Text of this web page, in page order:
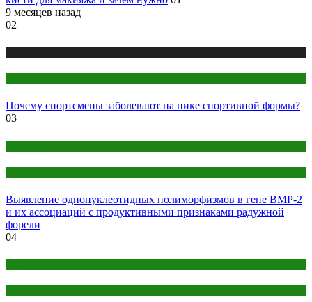
9 месяцев назад
02
Почему спортсмены заболевают на пике спортивной формы?
03
Выявление однонуклеотидных полиморфизмов в гене BMP-2
и их ассоциаций с продуктивными признаками радужной
форели
04